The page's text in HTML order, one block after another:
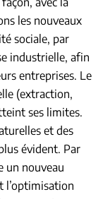
les nouveaux
sociale, par
industrielle, afin
entreprises. Le
(extraction,
ses limites.
et des
évident. Par
un nouveau
l’optimisation